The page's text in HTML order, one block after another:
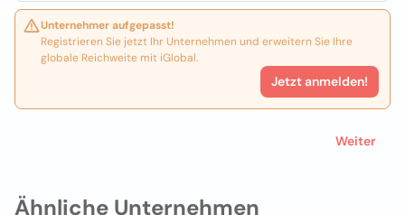
Ähnliche Unternehmen
Unternehmer aufgepasst!
Registrieren Sie jetzt Ihr Unternehmen und erweitern Sie Ihre
globale Reichweite mit iGlobal.
Jetzt anmelden!
Weiter